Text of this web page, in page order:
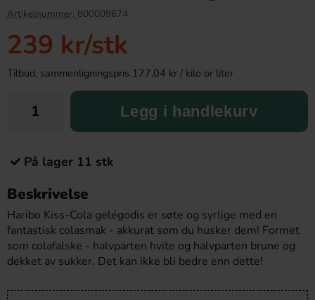
Köp
129.90 kr
Artikelnummer: 800009674
239 kr/stk
Tilbud, sammenligningspris 177.04 kr / kilo or liter
Legg i handlekurv
På lager 11 stk
Beskrivelse
Haribo Kiss-Cola gelégodis er søte og syrlige med en
fantastisk colasmak - akkurat som du husker dem! Formet
som colafalske - halvparten hvite og halvparten brune og
dekket av sukker. Det kan ikke bli bedre enn dette!